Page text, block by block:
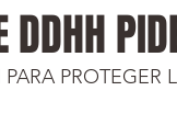
DDHH